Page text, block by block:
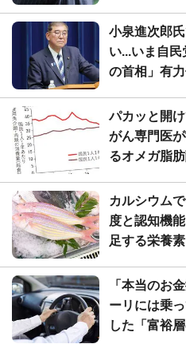
小泉進次郎
い...いま自
の首相」有
パカッと開
がん専門医
るオメガ脂
カルシウム
度と認知機
足する栄養
「本当のお
ーリには乗
した「富裕